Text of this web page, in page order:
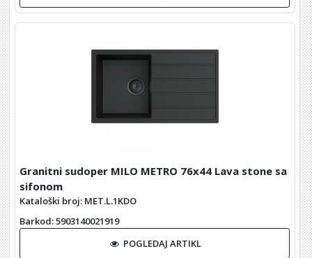
Granitni sudoper MILO METRO 76x44 Lava stone sa
sifonom
Kataloški broj: MET.L.1KDO
Barkod: 5903140021919
POGLEDAJ ARTIKL